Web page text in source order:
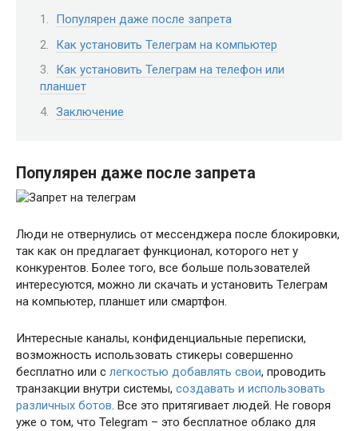
Популярен даже после запрета
Как установить Телеграм на компьютер
Как установить Телеграм на телефон или
планшет
Заключение
Популярен даже после запрета
Люди не отвернулись от мессенджера после блокировки,
так как он предлагает функционал, которого нет у
конкурентов. Более того, все больше пользователей
интересуются, можно ли скачать и установить Телеграм
на компьютер, планшет или смартфон.
Интересные каналы, конфиденциальные переписки,
возможность использовать стикеры совершенно
бесплатно или с легкостью добавлять свои, проводить
транзакции внутри системы, создавать и использовать
различных ботов. Все это притягивает людей. Не говоря
уже о том, что Telegram – это бесплатное облако для